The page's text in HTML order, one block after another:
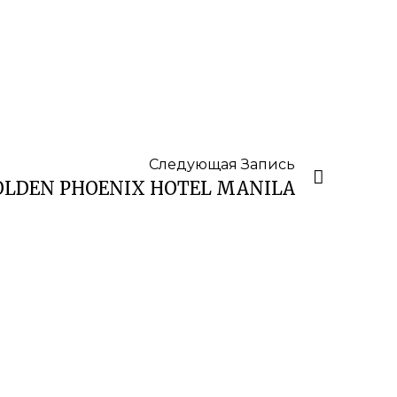
Следующая Запись
PHOENIX HOTEL MANILA